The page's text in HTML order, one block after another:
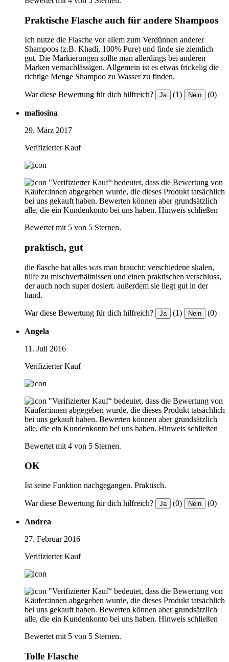
Praktische Flasche auch für andere Shampoos
Ich nutze die Flasche vor allem zum Verdünnen anderer
Shampoos (z.B. Khadi, 100% Pure) und finde sie ziemlich
gut. Die Markierungen sollte man allerdings bei anderen
Marken vernachlässigen. Allgemein ist es etwas frickelig die
richtige Menge Shampoo zu Wasser zu finden.
War diese Bewertung für dich hilfreich? Ja (1) Nein (0)
mafiosina
29. März 2017
Verifizierter Kauf
"Verifizierter Kauf“ bedeutet, dass die Bewertung von
Käufer:innen abgegeben wurde, die dieses Produkt tatsächlich
bei uns gekauft haben. Bewerten können aber grundsätzlich
alle, die ein Kundenkonto bei uns haben. Hinweis schließen
Bewertet mit 5 von 5 Sternen.
praktisch, gut
die flasche hat alles was man braucht: verschiedene skalen,
hilfe zu mischverhältnissen und einen praktischen verschluss,
der auch noch super dosiert. außerdem sie liegt gut in der
hand.
War diese Bewertung für dich hilfreich? Ja (1) Nein (0)
Angela
11. Juli 2016
Verifizierter Kauf
"Verifizierter Kauf“ bedeutet, dass die Bewertung von
Käufer:innen abgegeben wurde, die dieses Produkt tatsächlich
bei uns gekauft haben. Bewerten können aber grundsätzlich
alle, die ein Kundenkonto bei uns haben. Hinweis schließen
Bewertet mit 4 von 5 Sternen.
OK
Ist seine Funktion nachgegangen. Praktisch.
War diese Bewertung für dich hilfreich? Ja (0) Nein (0)
Andrea
27. Februar 2016
Verifizierter Kauf
"Verifizierter Kauf“ bedeutet, dass die Bewertung von
Käufer:innen abgegeben wurde, die dieses Produkt tatsächlich
bei uns gekauft haben. Bewerten können aber grundsätzlich
alle, die ein Kundenkonto bei uns haben. Hinweis schließen
Bewertet mit 5 von 5 Sternen.
Tolle Flasche